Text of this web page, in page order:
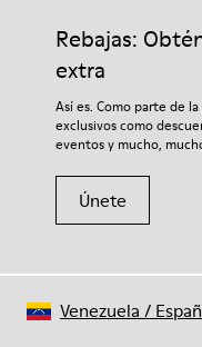
Forro
75 % Piel de cerdo 25
adecuados para el
garantizará que duren
Si deseas obtener
tu par, visita nuestra
Rebajas:
extra
Así es. Como parte de
exclusivos como
eventos y mucho,
Únete
Venezuela /